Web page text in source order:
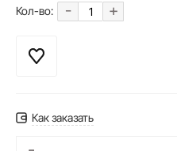
Кол-во: - +
Как заказать